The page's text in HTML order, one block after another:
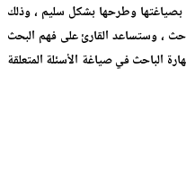
بصياغتها وطرحها بشكل سليم ، وذلك
، وستساعد القارئ على فهم البحث
الباحث في صياغة الأسئلة المتعلقة